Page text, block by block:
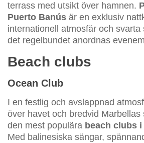
terrass med utsikt över hamnen.
Puerto Banús är en exklusiv
internationell atmosfär och svarta
det regelbundet anordnas
Beach clubs
Ocean Club
I en festlig och avslappnad
över havet och bredvid Marbellas
den mest populära beach clubs
Med balinesiska sängar,